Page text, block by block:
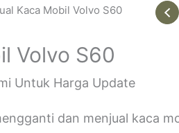
Kaca Mobil Volvo S60
Volvo S60
Untuk Harga Update
dan menjual kaca